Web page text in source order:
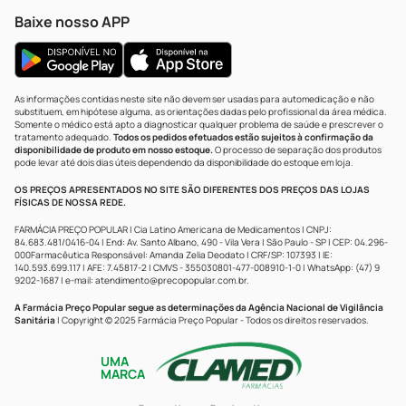
Baixe nosso APP
As informações contidas neste site não devem ser usadas para automedicação e não
substituem, em hipótese alguma, as orientações dadas pelo profissional da área médica.
Somente o médico está apto a diagnosticar qualquer problema de saúde e prescrever o
tratamento adequado. Todos os pedidos efetuados estão sujeitos à confirmação da
disponibilidade de produto em nosso estoque.O processo de separação dos produtos
pode levar até dois dias úteis dependendo da disponibilidade do estoque em loja.
OS PREÇOS APRESENTADOS NO SITE SÃO DIFERENTES DOS PREÇOS DAS LOJAS
FÍSICAS DE NOSSA REDE.
FARMÁCIA PREÇO POPULAR | Cia Latino Americana de Medicamentos | CNPJ:
84.683.481/0416-04 | End: Av. Santo Albano, 490 - Vila Vera | São Paulo - SP | CEP: 04.296-
000Farmacêutica Responsável: Amanda Zelia Deodato | CRF/SP: 107393 | IE:
140.593.699.117 | AFE: 7.45817-2 | CMVS - 355030801-477-008910-1-0 | WhatsApp: (47) 9
9202-1687 | e-mail: atendimento@precopopular.com.br.
A Farmácia Preço Popular segue as determinações da Agência Nacional de Vigilância
Sanitária | Copyright © 2025 Farmácia Preço Popular - Todos os direitos reservados.
UMA
MARCA